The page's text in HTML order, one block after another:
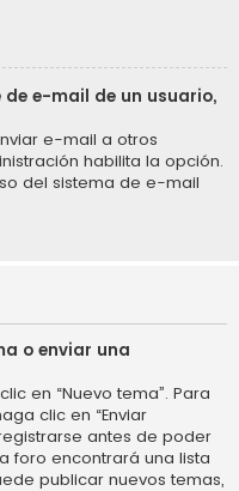
e-mail de un usuario,
e-mail a otros
habilita la opción.
del sistema de e-mail
o enviar una
en “Nuevo tema”. Para
clic en “Enviar
antes de poder
foro encontrará una lista
publicar nuevos temas,